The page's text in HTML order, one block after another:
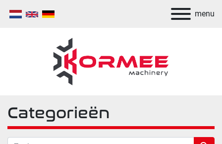
menu
Categorieën